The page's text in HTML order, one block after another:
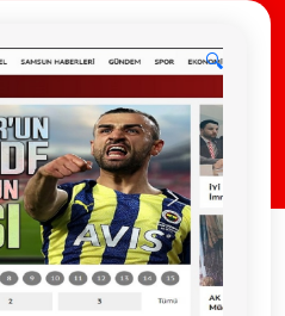
🔍